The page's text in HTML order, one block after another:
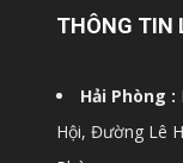
THÔNG TIN
Hải Phòng :
Hội, Đường Lê